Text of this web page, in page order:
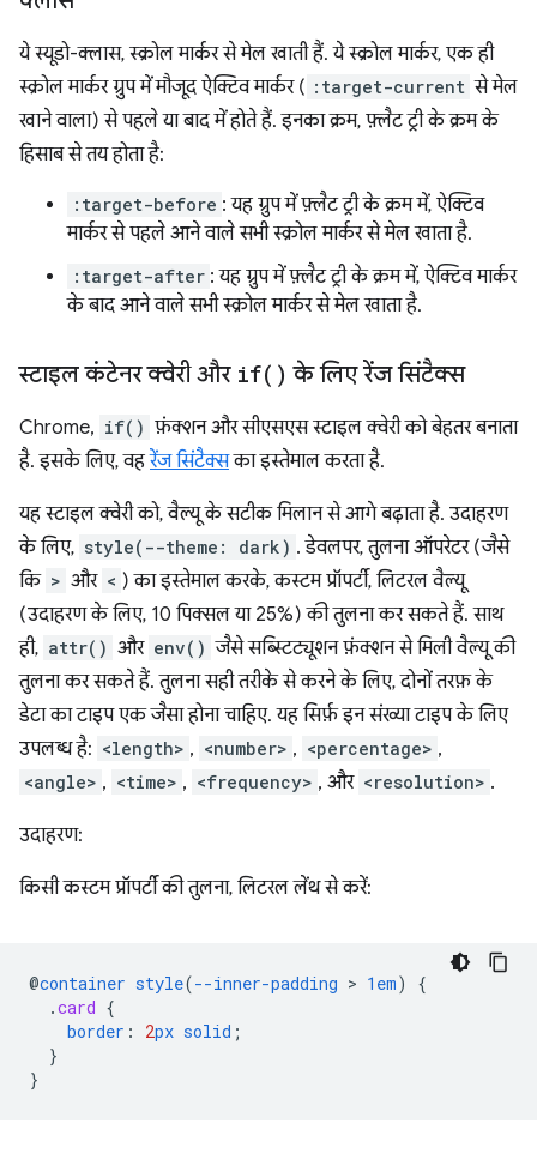
ये स्यूडो-क्लास, स्क्रोल मार्कर से मेल खाती हैं. ये स्क्रोल मार्कर, एक ही
स्क्रोल मार्कर ग्रुप में मौजूद ऐक्टिव मार्कर ( :target-current से मेल
खाने वाला) से पहले या बाद में होते हैं. इनका क्रम, फ़्लैट ट्री के क्रम के
हिसाब से तय होता है:
:target-before : यह ग्रुप में फ़्लैट ट्री के क्रम में, ऐक्टिव
मार्कर से पहले आने वाले सभी स्क्रोल मार्कर से मेल खाता है.
:target-after : यह ग्रुप में फ़्लैट ट्री के क्रम में, ऐक्टिव मार्कर
के बाद आने वाले सभी स्क्रोल मार्कर से मेल खाता है.
स्टाइल कंटेनर क्वेरी और if( ) के लिए रेंज सिंटैक्स
Chrome, if() फ़ंक्शन और सीएसएस स्टाइल क्वेरी को बेहतर बनाता
है. इसके लिए, वहरेंज सिंटैक्सका इस्तेमाल करता है.
यह स्टाइल क्वेरी को, वैल्यू के सटीक मिलान से आगे बढ़ाता है. उदाहरण
के लिए, style(--theme: dark) . डेवलपर, तुलना ऑपरेटर (जैसे
कि > और < ) का इस्तेमाल करके, कस्टम प्रॉपर्टी, लिटरल वैल्यू
(उदाहरण के लिए, 10 पिक्सल या 25%) की तुलना कर सकते हैं. साथ
ही, attr() और env() जैसे सब्स्टिट्यूशन फ़ंक्शन से मिली वैल्यू की
तुलना कर सकते हैं. तुलना सही तरीके से करने के लिए, दोनों तरफ़ के
डेटा का टाइप एक जैसा होना चाहिए. यह सिर्फ़ इन संख्या टाइप के लिए
उपलब्ध है: <length> , <number> , <percentage> ,
<angle> , <time> , <frequency> , और <resolution> .
उदाहरण:
किसी कस्टम प्रॉपर्टी की तुलना, लिटरल लेंथ से करें:
@container style(--inner-padding > 1em)
{
.card {
border : 2px solid ;
}
}